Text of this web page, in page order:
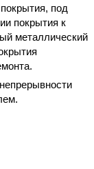
под
покрытия к
металлический